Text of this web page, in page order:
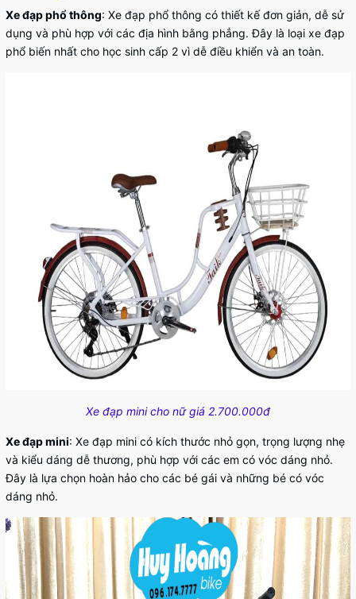
Xe đạp phổ thông: Xe đạp phổ thông có thiết kế đơn giản, dễ sử
dụng và phù hợp với các địa hình bằng phẳng. Đây là loại xe đạp
phổ biến nhất cho học sinh cấp 2 vì dễ điều khiển và an toàn.
Xe đạp mini cho nữ giá 2.700.000đ
Xe đạp mini: Xe đạp mini có kích thước nhỏ gọn, trọng lượng nhẹ
và kiểu dáng dễ thương, phù hợp với các em có vóc dáng nhỏ.
Đây là lựa chọn hoàn hảo cho các bé gái và những bé có vóc
dáng nhỏ.